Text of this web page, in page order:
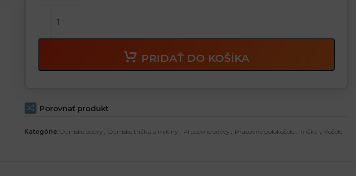
PRIDAŤ DO KOŠÍKA
Porovnať produkt
Kategórie: Dámske odevy , Dámske tričká a mikiny , Pracovné odevy , Pracovné polokošele , Tričká a Košele